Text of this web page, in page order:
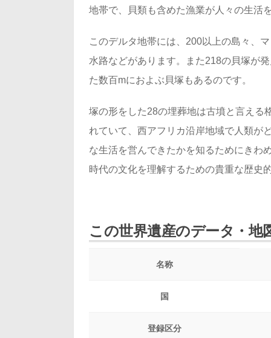
地帯で、貝類も含めた漁業が人々の生活
このデルタ地帯には、200以上の島々、
水路などがあります。また218の貝塚が
た数百mにおよぶ貝塚もあるのです。
塚の形をした28の埋葬地は古墳と言える
れていて、西アフリカ沿岸地域で人類が
な生活を営んできたかを知るためにきわ
時代の文化を理解するための貴重な歴史
この世界遺産のデータ・地
名称
国
登録区分